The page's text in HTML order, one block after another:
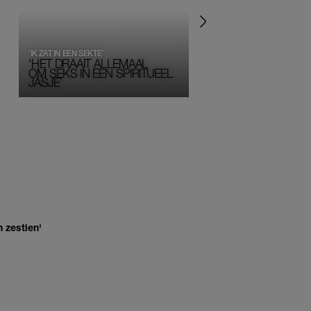
‘HET DRAAIT ALLEMAAL
OM SEKS IN EEN SPIRITUEEL
JASJE’
‘IK ZAT IN EEN SEKTE’
zestien'